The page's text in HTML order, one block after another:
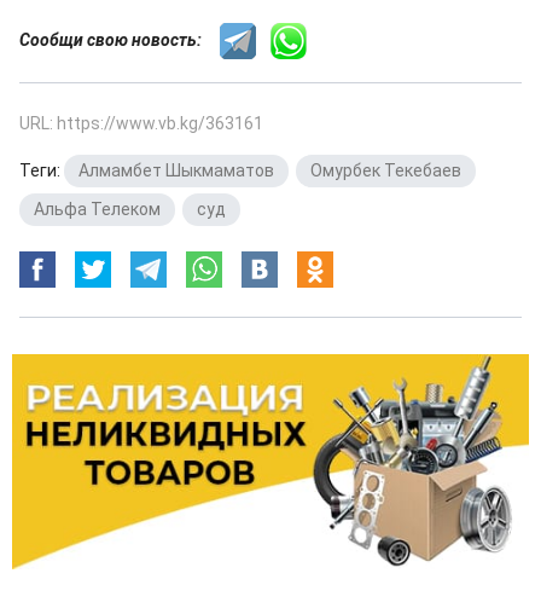
Сообщи свою новость:
URL: https://www.vb.kg/363161
Теги: Алмамбет Шыкмаматов Омурбек Текебаев
Альфа Телеком
суд